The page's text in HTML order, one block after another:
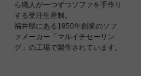
ら職人が一つずつソファを手作り
する受注生産制。
福井県にある1950年創業のソフ
ァメーカー「マルイチセーリン
グ」の工場で製作されています。